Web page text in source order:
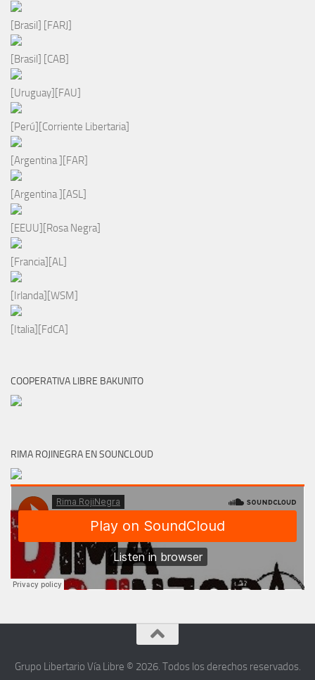
[Brasil] [FARJ]
[Brasil] [CAB]
[Uruguay][FAU]
[Perú][Corriente Libertaria]
[Argentina ][FAR]
[Argentina ][ASL]
[EEUU][Rosa Negra]
[Francia][AL]
[Irlanda][WSM]
[Italia][FdCA]
COOPERATIVA LIBRE BAKUNITO
RIMA ROJINEGRA EN SOUNCLOUD
Grupo Libertario Vía Libre © 2026. Todos los derechos reservados.